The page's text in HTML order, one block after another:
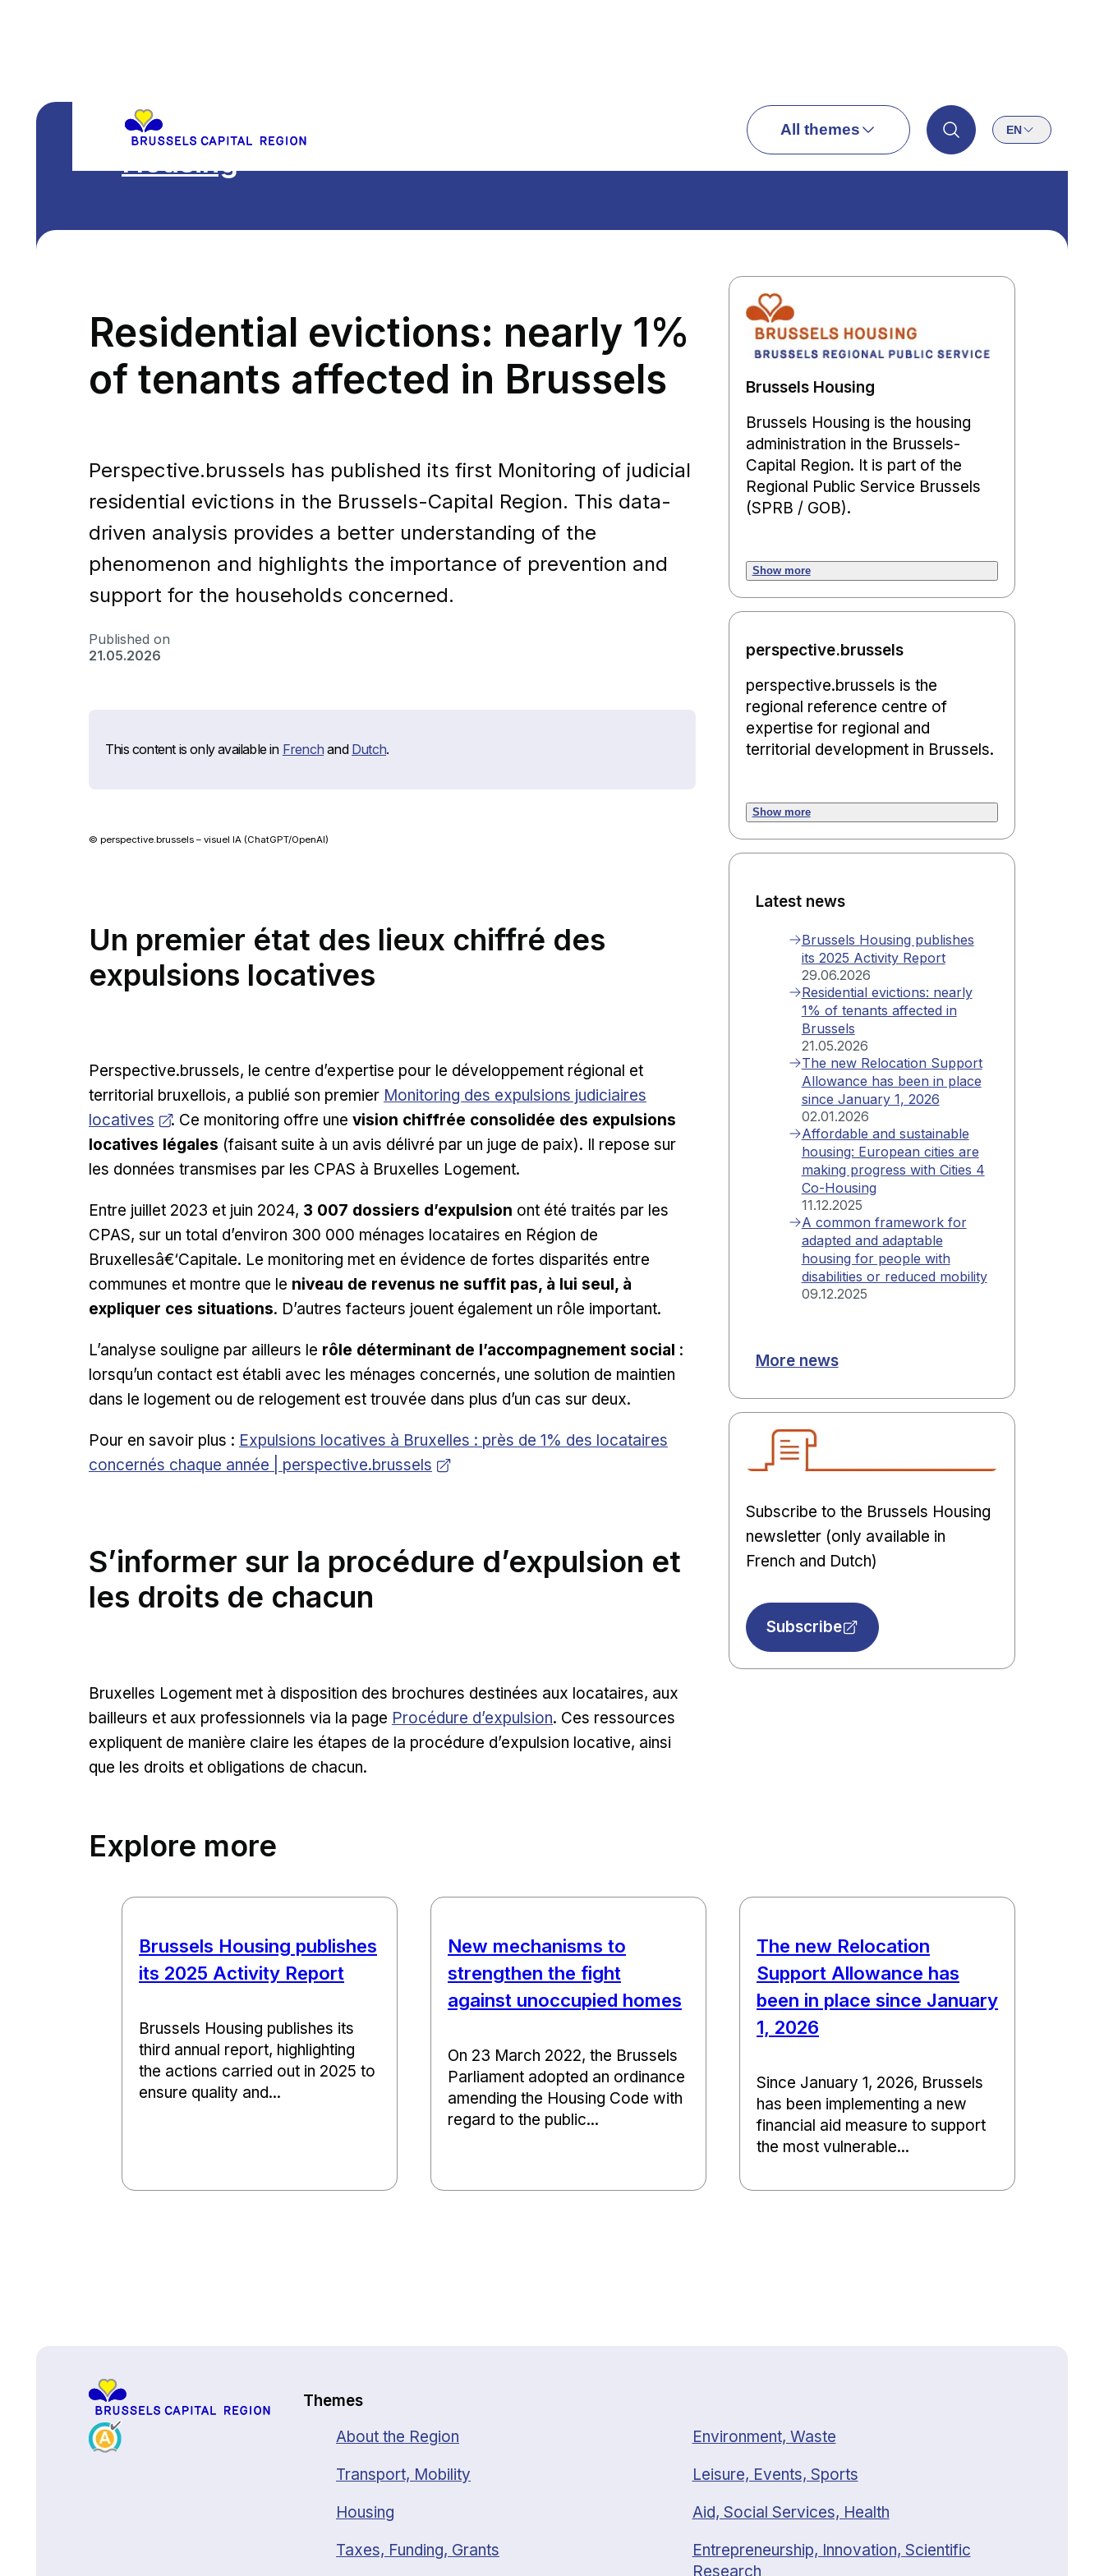
All themes EN
Housing
Residential evictions: nearly 1%
of tenants affected in Brussels
Perspective.brussels has published its first Monitoring of judicial
residential evictions in the Brussels-Capital Region. This data-
driven analysis provides a better understanding of the
phenomenon and highlights the importance of prevention and
support for the households concerned.
Published on
21.05.2026
This content is only available in External link
French and External link
Dutch.
© perspective.brussels – visuel IA (ChatGPT/OpenAI)
Un premier état des lieux chiffré des
expulsions locatives
Perspective.brussels, le centre d’expertise pour le développement régional et
territorial bruxellois, a publié son premier Opens in new window
Monitoring des expulsions judiciaires
locatives
. Ce monitoring offre une vision chiffrée consolidée des expulsions
locatives légales (faisant suite à un avis délivré par un juge de paix). Il repose sur
les données transmises par les CPAS à Bruxelles Logement.
Entre juillet 2023 et juin 2024, 3 007 dossiers d’expulsion ont été traités par les
CPAS, sur un total d’environ 300 000 ménages locataires en Région de
Bruxellesâ€‘Capitale. Le monitoring met en évidence de fortes disparités entre
communes et montre que le niveau de revenus ne suffit pas, à lui seul, à
expliquer ces situations. D’autres facteurs jouent également un rôle important.
L’analyse souligne par ailleurs le rôle déterminant de l’accompagnement social :
lorsqu’un contact est établi avec les ménages concernés, une solution de maintien
dans le logement ou de relogement est trouvée dans plus d’un cas sur deux.
Pour en savoir plus : Opens in new window
Expulsions locatives à Bruxelles : près de 1% des locataires
concernés chaque année | perspective.brussels
S’informer sur la procédure d’expulsion et
les droits de chacun
Bruxelles Logement met à disposition des brochures destinées aux locataires, aux
bailleurs et aux professionnels via la page External link
Procédure d’expulsion. Ces ressources
expliquent de manière claire les étapes de la procédure d’expulsion locative, ainsi
que les droits et obligations de chacun.
Brussels Housing
Brussels Housing is the housing
administration in the Brussels-
Capital Region. It is part of the
Regional Public Service Brussels
(SPRB / GOB).
Show more
perspective.brussels
perspective.brussels is the
regional reference centre of
expertise for regional and
territorial development in Brussels.
Show more
Latest news
Brussels Housing publishes
its 2025 Activity Report
29.06.2026
Residential evictions: nearly
1% of tenants affected in
Brussels
21.05.2026
The new Relocation Support
Allowance has been in place
since January 1, 2026
02.01.2026
Affordable and sustainable
housing: European cities are
making progress with Cities 4
Co-Housing
11.12.2025
A common framework for
adapted and adaptable
housing for people with
disabilities or reduced mobility
09.12.2025
More news
Subscribe to the Brussels Housing
newsletter (only available in
French and Dutch)
Subscribe
Explore more
Brussels Housing publishes
its 2025 Activity Report
Brussels Housing publishes its
third annual report, highlighting
the actions carried out in 2025 to
ensure quality and...
New mechanisms to
strengthen the fight
against unoccupied homes
On 23 March 2022, the Brussels
Parliament adopted an ordinance
amending the Housing Code with
regard to the public...
The new Relocation
Support Allowance has
been in place since January
1, 2026
Since January 1, 2026, Brussels
has been implementing a new
financial aid measure to support
the most vulnerable...
Themes
About the Region
Transport, Mobility
Housing
Taxes, Funding, Grants
Environment, Waste
Leisure, Events, Sports
Aid, Social Services, Health
Entrepreneurship, Innovation, Scientific
Research